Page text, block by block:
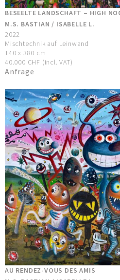
BESEELTE LANDSCHAFT – HIGH
M.S. BASTIAN / ISABELLE L.
2022
Mischtechnik auf Leinwand
140 x 380 cm
40.000 CHF (incl. VAT)
Anfrage
AU RENDEZ-VOUS DES AMIS